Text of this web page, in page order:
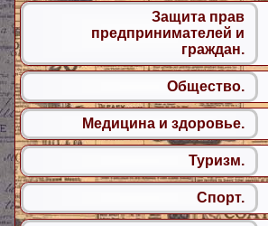
Защита прав
предпринимателей и
граждан.
Общество.
Медицина и здоровье.
Туризм.
Спорт.